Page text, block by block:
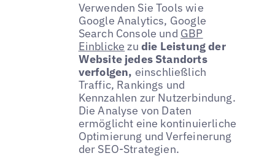
Verwenden Sie Tools wie
Google Analytics, Google
Search Console und GBP
Einblicke zu die Leistung der
Website jedes Standorts
verfolgen, einschließlich
Traffic, Rankings und
Kennzahlen zur Nutzerbindung.
Die Analyse von Daten
ermöglicht eine kontinuierliche
Optimierung und Verfeinerung
der SEO-Strategien.